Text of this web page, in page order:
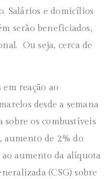
Salários e domicílios
serão beneficiados,
Ou seja, cerca de
em reação ao
desde a semana
sobre os combustíveis
aumento de 2% do
aumento da alíquota
(CSG) sobre